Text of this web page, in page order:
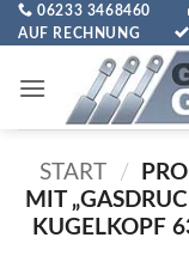
Zum
Inhalt
06233 3468460
AUF RECHNUNG
START /
MIT
KUGELKOPF